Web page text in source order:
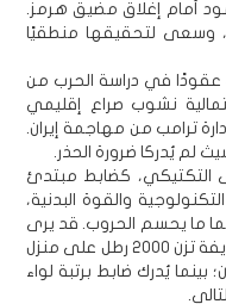
أمام إغلاق مضيق هرمز.
وسعى لتحقيقها منطقيًا
عقودًا في دراسة الحرب من
نشوب صراع إقليمي
ترامب من مهاجمة إيران.
لم يُدركا ضرورة الحذر.
كضابط مبتدئ
والقوة البدنية،
هما ما يحسم الحروب. قد يرى
نقيب في الجيش في الميدان أن إلقاء قذيفة تزن 2000 رطل على منزل
يُدرك ضابط برتبة لواء